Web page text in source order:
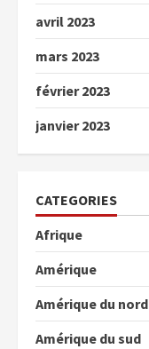
avril 2023
mars 2023
février 2023
janvier 2023
CATEGORIES
Afrique
Amérique
Amérique du nord
Amérique du sud